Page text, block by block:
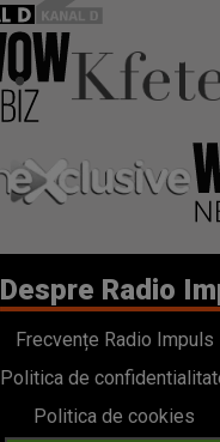
Despre Radio
Frecvențe Radio Impuls
Politica de
Politica de cookies